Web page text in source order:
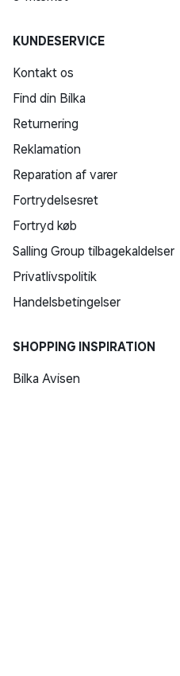
KUNDESERVICE
Kontakt os
Find din Bilka
Returnering
Reklamation
Reparation af varer
Fortrydelsesret
Fortryd køb
Salling Group tilbagekaldelser
Privatlivspolitik
Handelsbetingelser
SHOPPING INSPIRATION
Bilka Avisen